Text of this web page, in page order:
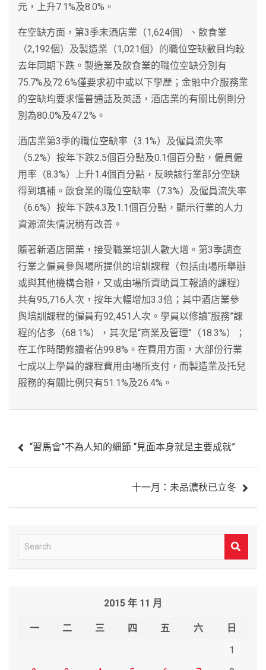
元，上升7.1%及8.0%。
在空缺方面，第3季末酒店業（1,624個）、飲食業
（2,192個）及製造業（1,021個）的職位空缺數目均較
去年同期下跌。製造業及飲食業的職位空缺分別有
75.7%及72.6%僅要求初中或以下學歷；金融中介服務業
的空缺均要求懂普通話及英語，酒店業的有關比例則分
別為80.0%及47.2%。
酒店業第3季的職位空缺率（3.1%）及僱員流失率
（5.2%）按年下跌2.5個百分點及0.1個百分點，僱員僱
用率（8.3%）上升1.4個百分點，反映該行業部分空缺
得到填補。飲食業的職位空缺率（7.3%）及僱員流失率
（6.6%）按年下跌4.3及1.1個百分點，顯示行業的人力
資源流失情況稍有改善。
隨著新酒店開業，接受職業培訓人數大增。第3季調查
行業之僱員參與場所提供的培訓課程（包括由場所舉辦
或與其他機構合辦，又或由場所資助員工報讀的課程）
共有95,716人次，按年大幅增加3.3倍；其中酒店業參
與培訓課程的僱員有92,451人次。學員以修讀“服務”課
程的佔多（68.1%），其次是“商業及管理”（18.3%）；
在工作時間修讀者佔99.8%。在費用方面，大部份行業
七成以上學員的課程費用由場所支付，而製造業及托兒
服務的有關比例只有51.1%及26.4%。
章 “習馬會”不為人知的細節 “見面本身就是主要成就”
十一月：未品濃秋已立冬
e
2015 年 11 月
一 二 三 四 五 六
日
1